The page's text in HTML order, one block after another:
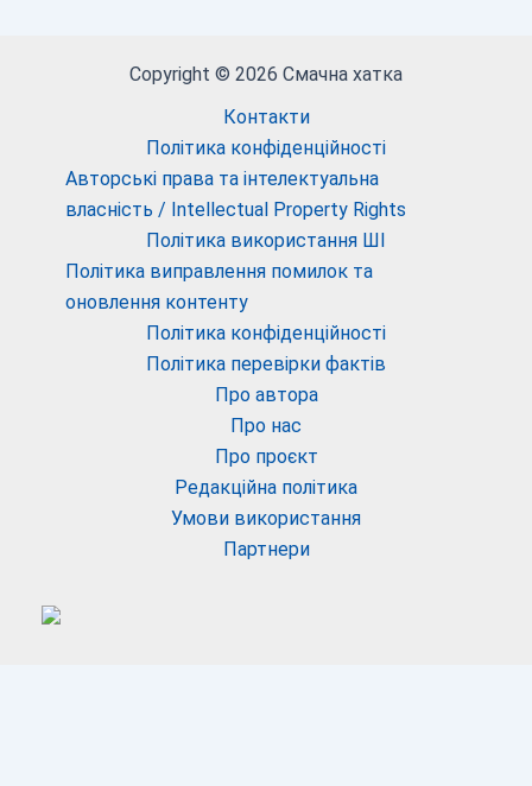
Copyright © 2026 Смачна хатка
Контакти
Політика конфіденційності
Авторські права та інтелектуальна
власність / Intellectual Property Rights
Політика використання ШІ
Політика виправлення помилок та
оновлення контенту
Політика конфіденційності
Політика перевірки фактів
Про автора
Про нас
Про проєкт
Редакційна політика
Умови використання
Партнери